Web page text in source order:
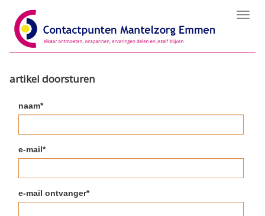
artikel doorsturen
naam*
e-mail*
e-mail ontvanger*